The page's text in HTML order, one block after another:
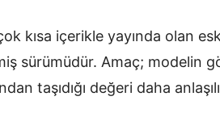
kısa içerikle yayında olan
sürümüdür. Amaç; modelin
taşıdığı değeri daha